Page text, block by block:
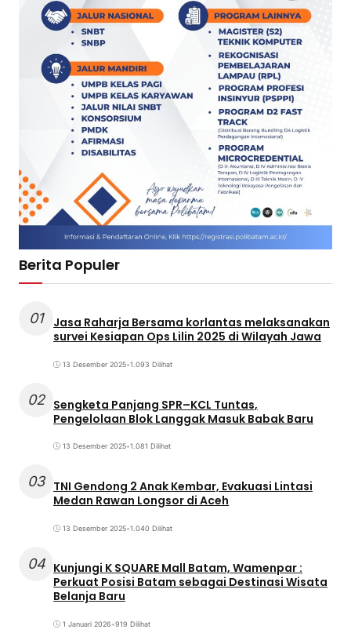
Berita Populer
01
Jasa Raharja Bersama korlantas melaksanakan
survei Kesiapan Ops Lilin 2025 di Wilayah Jawa
13 Desember 2025•1.093 Dilihat
02 Sengketa Panjang SPR–KCL Tuntas,
Pengelolaan Blok Langgak Masuk Babak Baru
13 Desember 2025•1.081 Dilihat
03 TNI Gendong 2 Anak Kembar, Evakuasi Lintasi
Medan Rawan Longsor di Aceh
13 Desember 2025•1.040 Dilihat
04 Kunjungi K SQUARE Mall Batam, Wamenpar :
Perkuat Posisi Batam sebagai Destinasi Wisata
Belanja Baru
1 Januari 2026•919 Dilihat